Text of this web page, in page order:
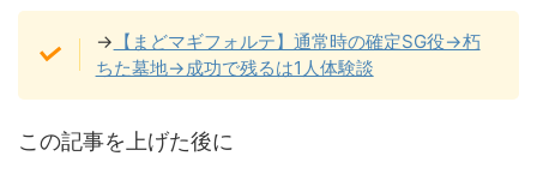
→ 【まどマギフォルテ】通常時の確定SG役→朽
ちた墓地→成功で残るは1人体験談
この記事を上げた後に